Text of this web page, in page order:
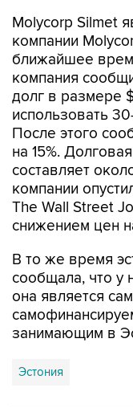
Molycorp Silmet
компании
ближайшее
компания
долг в размере
использовать
После этого
на 15%.
составляет
компании
The Wall Street
снижением цен
В то же время
сообщала, что у
она является
занимающим в
Эстония